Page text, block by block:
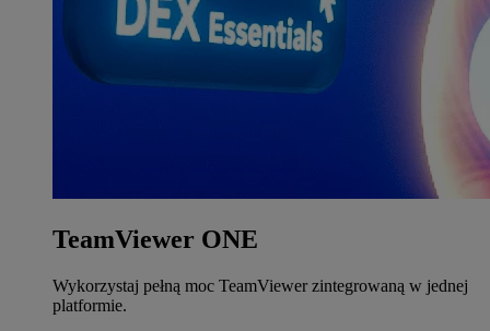
TeamViewer ONE
Wykorzystaj pełną moc TeamViewer zintegrowaną w jednej
platformie.